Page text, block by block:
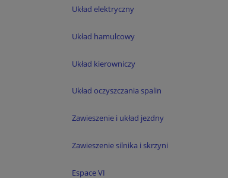
Układ elektryczny
Układ hamulcowy
Układ kierowniczy
Układ oczyszczania spalin
Zawieszenie i układ jezdny
Zawieszenie silnika i skrzyni
Espace VI